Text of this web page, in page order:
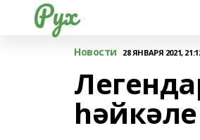
Рух
Новости 28 ЯНВАРЯ 2021,